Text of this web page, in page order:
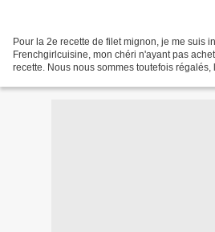
Pour la 2e recette de filet mignon, je me suis
Frenchgirlcuisine, mon chéri n'ayant pas
recette. Nous nous sommes toutefois